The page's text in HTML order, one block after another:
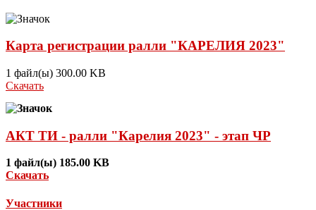
Карта регистрации ралли "КАРЕЛИЯ 2023"
1 файл(ы) 300.00 KB
Скачать
АКТ ТИ - ралли "Карелия 2023" - этап ЧР
1 файл(ы) 185.00 KB
Скачать
Участники